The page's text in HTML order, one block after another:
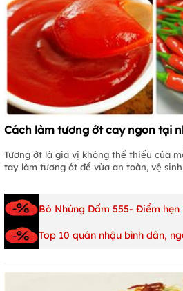
Cách làm tương ớt cay ngon tại
Tương ớt là gia vị không thể thiếu của
tay làm tương ớt để vừa an toàn, vệ
Bò Nhúng Dấm 555- Điểm
Top 10 quán nhậu bình dân,